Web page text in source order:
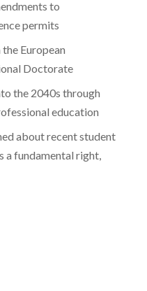
to
permits
European
Doctorate
the 2040s through
education
about recent student
a fundamental right,